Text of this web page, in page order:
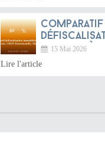
finances
Comparatif
immobilière
15 Mai 2026
Lire l'article